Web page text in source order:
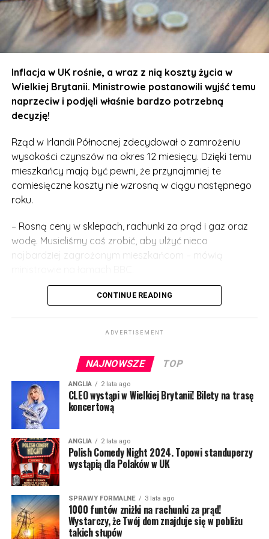
przy stanowisku nakładającym kontrole.
Ponieważ Wielka Brytania tego stanowiska nie
respektuje, wszczęto dwa postępowania przeciwko UK
w ramach unijnych instytucji. Jak zakończy się ten
spór?
Oby z korzyścią dla obu stron. Trzeba poszukać
kompromisu, dzięki któremu nie będzie miejsca na
nadużycia w prawie, a jednocześnie firmy z terenu
Wysp nie będą na tym stratne.
Inflacja w UK rośnie, a wraz z nią koszty życia w
Wielkiej Brytanii. Ministrowie postanowili wyjść temu
naprzeciw i podjęli właśnie bardzo potrzebną
decyzję!
Rząd w Irlandii Północnej zdecydował o zamrożeniu
wysokości czynszów na okres 12 miesięcy. Dzięki temu
mieszkańcy mają być pewni, że przynajmniej te
comiesięczne koszty nie wzrosną w ciągu następnego
roku.
– Rosną ceny w sklepach, rachunki za prąd i gaz oraz
wodę. Musieliśmy coś zrobić, aby ulżyć nieco
najbardziej zagrożonym mieszkańcom – mówią
Kto może liczyć na zamrożenie kosztów? Kwestia
dotyczy blisko 100 tysięcy rodzin.
Przez następne 12 miesięcy stałą kwotę zapłacą ci,
którzy mieszkają w jednym z domów zrzeszonych w
ramach Housing Executive. To największy tego typu w
Irlandii Północnej organ mieszkaniowy.
Housing Executive przydziela mieszkania socjalne i
CONTINUE READING
ADVERTISEMENT
NAJNOWSZE TOP
ANGLIA 2 lata ago
CLEO wystąpi w Wielkiej Brytanii! Bilety na trasę
koncertową
ANGLIA 2 lata ago
Polish Comedy Night 2024. Topowi standuperzy
wystąpią dla Polaków w UK
SPRAWY FORMALNE 3 lata ago
1000 funtów zniżki na rachunki za prąd!
Wystarczy, że Twój dom znajduje się w pobliżu
takich słupów